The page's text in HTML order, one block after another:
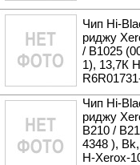
Чип Hi-
риджу
/ B1025
1), 13,7К
Чип Hi-
риджу
B210 /
4348 ),
H-Xerox-